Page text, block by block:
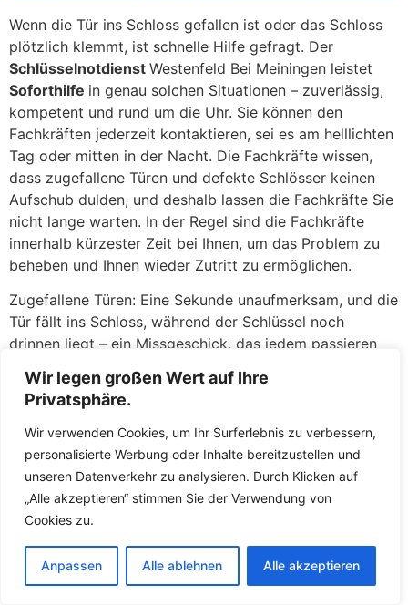
Wir legen großen Wert auf Ihre
Privatsphäre.
Wir verwenden Cookies, um Ihr Surferlebnis zu verbessern,
personalisierte Werbung oder Inhalte bereitzustellen und
unseren Datenverkehr zu analysieren. Durch Klicken auf
„Alle akzeptieren“ stimmen Sie der Verwendung von
Cookies zu.
Anpassen Alle ablehnen Alle akzeptieren
Wenn die Tür ins Schloss gefallen ist oder das Schloss
plötzlich klemmt, ist schnelle Hilfe gefragt. Der
Schlüsselnotdienst Westenfeld Bei Meiningen leistet
Soforthilfe in genau solchen Situationen – zuverlässig,
kompetent und rund um die Uhr. Sie können den
Fachkräften jederzeit kontaktieren, sei es am helllichten
Tag oder mitten in der Nacht. Die Fachkräfte wissen,
dass zugefallene Türen und defekte Schlösser keinen
Aufschub dulden, und deshalb lassen die Fachkräfte Sie
nicht lange warten. In der Regel sind die Fachkräfte
innerhalb kürzester Zeit bei Ihnen, um das Problem zu
beheben und Ihnen wieder Zutritt zu ermöglichen.
Zugefallene Türen: Eine Sekunde unaufmerksam, und die
Tür fällt ins Schloss, während der Schlüssel noch
drinnen liegt – ein Missgeschick, das jedem passieren
zugefalleneTürenin Westenfeld Bei Meiningen täglich
und haben hierfür routinierte Handgriffe. Meist gelingt
es den Fachkräften, die Tür ohne jegliche Beschädigung
am Schloss oder an der Tür zu öffnen. Mit
Spezialwerkzeugen wie Türfallenkarten oder
Drahtschlingen greifen die Fachkräfte die Türfalle und
öffnen in wenigen Augenblicken. Sie werden erleichtert
Wohnung gelangen, als wäre nichts gewesen.